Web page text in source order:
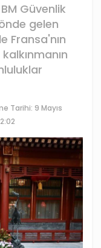
Güvenlik
gelen
Fransa'nın
Tarihi: 9 Mayıs